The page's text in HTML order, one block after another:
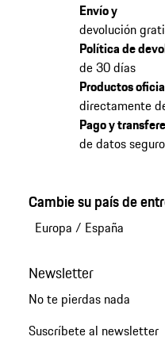
Envío y
devolución
Política de
de 30 días
Productos
directamente
Pago y
de datos
Cambie su país de
Europa / España
Newsletter
No te pierdas nada
Suscríbete al newsletter